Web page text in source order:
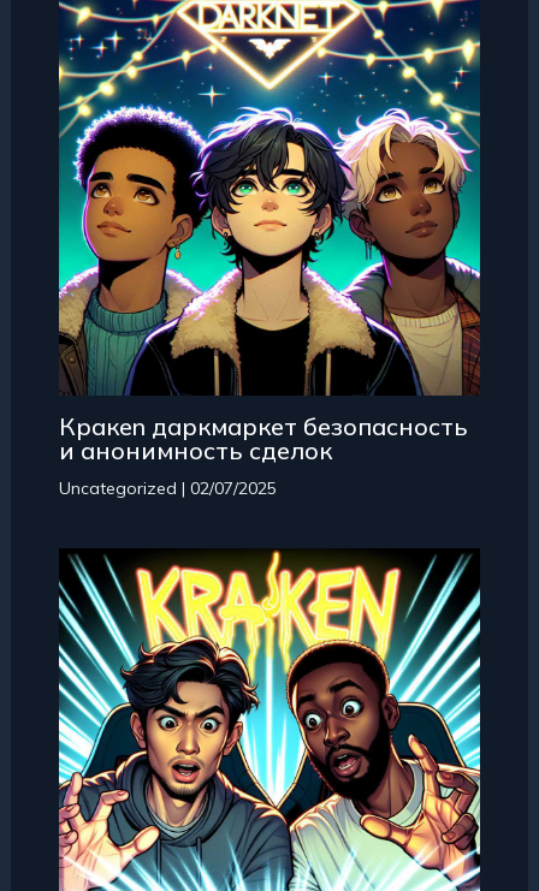
Кракеn даркмаркет безопасность
и анонимность сделок
Uncategorized | 02/07/2025